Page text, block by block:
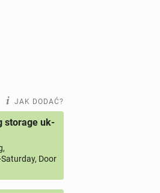
JAK DODAĆ?
storage uk-
Door